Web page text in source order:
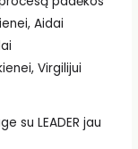
Aidai
Virgilijui
su LEADER jau